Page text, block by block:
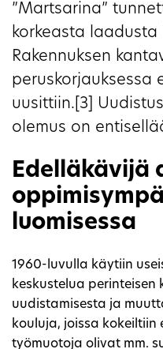
”Martsarina”
korkeasta laadusta
Rakennuksen
peruskorjauksessa
uusittiin.[3]
olemus on
Edelläkävijä
luomisessa
1960-luvulla käytiin
keskustelua perinteisen
uudistamisesta ja
kouluja, joissa
työmuotoja olivat mm.